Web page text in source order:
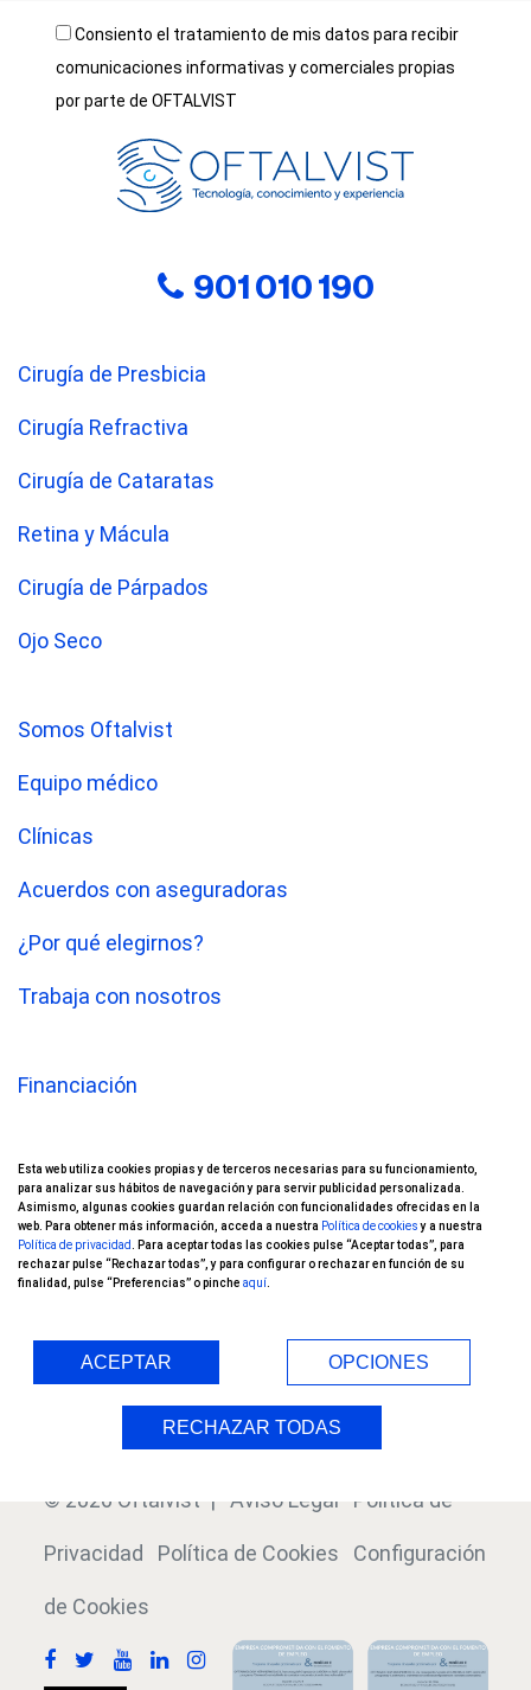
Consiento el tratamiento de mis datos para recibir
comunicaciones informativas y comerciales propias
por parte de OFTALVIST
901 010 190
Cirugía de Presbicia
Cirugía Refractiva
Cirugía de Cataratas
Retina y Mácula
Cirugía de Párpados
Ojo Seco
Somos Oftalvist
Equipo médico
Clínicas
Acuerdos con aseguradoras
¿Por qué elegirnos?
Trabaja con nosotros
Financiación
Nuestros pacientes opinan
Ensayos Clínicos
© 2026 Oftalvist |Aviso Legal Política de
Privacidad Política de Cookies Configuración
de Cookies
Esta web utiliza cookies propias y de terceros necesarias para su funcionamiento,
para analizar sus hábitos de navegación y para servir publicidad personalizada.
Asimismo, algunas cookies guardan relación con funcionalidades ofrecidas en la
web. Para obtener más información, acceda a nuestra Política de cookiesy a nuestra
Política de privacidad
. Para aceptar todas las cookies pulse “Aceptar todas”, para
rechazar pulse “Rechazar todas”, y para configurar o rechazar en función de su
finalidad, pulse “Preferencias” o pinche aquí
ACEPTAR OPCIONES
RECHAZAR TODAS